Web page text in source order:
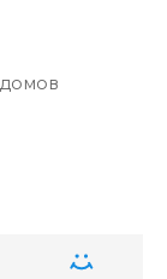
домов